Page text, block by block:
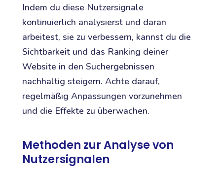
Indem du diese Nutzersignale
kontinuierlich analysierst und daran
arbeitest, sie zu verbessern, kannst du die
Sichtbarkeit und das Ranking deiner
Website in den Suchergebnissen
nachhaltig steigern. Achte darauf,
regelmäßig Anpassungen vorzunehmen
und die Effekte zu überwachen.
Methoden zur Analyse von
Nutzersignalen